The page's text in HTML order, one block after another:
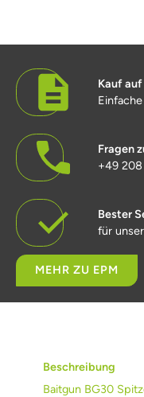
Kauf
Fragen
+49
Bester
für
MEHR ZU EPM
Beschreibung
Baitgun BG30